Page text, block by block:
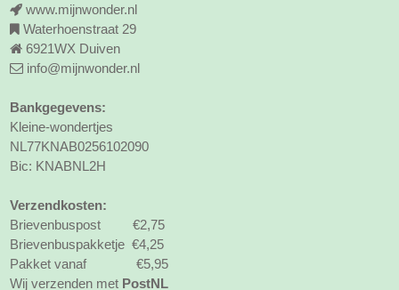
www.mijnwonder.nl
Waterhoenstraat 29
6921WX Duiven
info@mijnwonder.nl
Bankgegevens:
Kleine-wondertjes
NL77KNAB0256102090
Bic: KNABNL2H
Verzendkosten:
Brievenbuspost €2,75
Brievenbuspakketje €4,25
Pakket vanaf €5,95
Wij verzenden met PostNL